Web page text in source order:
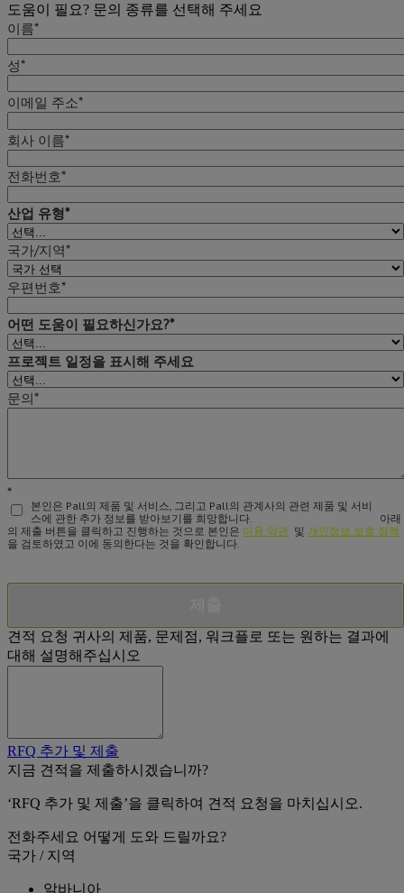
도움이 필요? 문의 종류를 선택해 주세요
이름*
성*
이메일 주소*
회사 이름*
전화번호*
산업 유형*
국가/지역*
우편번호*
어떤 도움이 필요하신가요?*
프로젝트 일정을 표시해 주세요
문의*
*
본인은 Pall의 제품 및 서비스, 그리고 Pall의 관계사의 관련 제품 및 서비
스에 관한 추가 정보를 받아보기를 희망합니다.
아래
의 제출 버튼을 클릭하고 진행하는 것으로 본인은 이용 약관 및 개인정보 보호 정책
을 검토하였고 이에 동의한다는 것을 확인합니다.
견적 요청 귀사의 제품, 문제점, 워크플로 또는 원하는 결과에
대해 설명해주십시오
RFQ 추가 및 제출
지금 견적을 제출하시겠습니까?
‘RFQ 추가 및 제출’을 클릭하여 견적 요청을 마치십시오.
전화주세요 어떻게 도와 드릴까요?
국가 / 지역
알바니아